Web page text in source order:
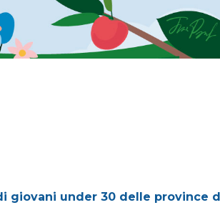
giovani under 30 delle province